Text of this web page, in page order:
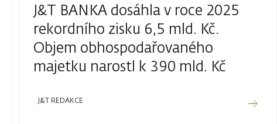
J&T BANKA dosáhla v roce 2025
rekordního zisku 6,5 mld. Kč.
Objem obhospodařovaného
majetku narostl k 390 mld. Kč
J&T REDAKCE